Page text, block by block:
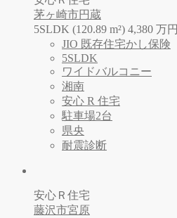
茅ヶ崎市円蔵
5SLDK (120.89 m²) 4,380 万円
JIO 既存住宅かし保険
5SLDK
ワイドバルコニー
湘南
安心 R 住宅
駐車場2台
県央
耐震診断
安心Ｒ住宅
藤沢市宮原